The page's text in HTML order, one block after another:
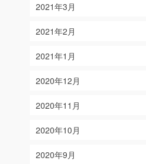
2021年3月
2021年2月
2021年1月
2020年12月
2020年11月
2020年10月
2020年9月